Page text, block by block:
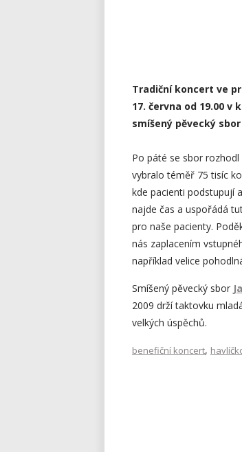
Tradiční koncert ve
17. června od 19.00 v
smíšený pěvecký sbor
Po páté se sbor
vybralo téměř 75 tisíc
kde pacienti podstupují
najde čas a uspořádá
pro naše pacienty.
nás zaplacením
například velice
Smíšený pěvecký sbor
2009 drží taktovku
velkých úspěchů.
benefiční koncert,